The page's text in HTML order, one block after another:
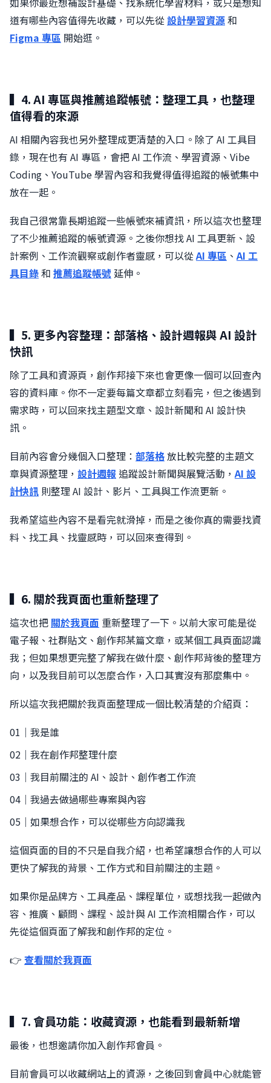
道有哪些內容值得先收藏，可以先從設計學習資源和
Figma 專區 開始逛。
▍4. AI 專區與推薦追蹤帳號：整理工具，也整理
值得看的來源
AI 相關內容我也另外整理成更清楚的入口。除了 AI 工具目
錄，現在也有 AI 專區，會把 AI 工作流、學習資源、Vibe
Coding、YouTube 學習內容和我覺得值得追蹤的帳號集中
放在一起。
我自己很常靠長期追蹤一些帳號來補資訊，所以這次也整理
了不少推薦追蹤的帳號資源。之後你想找 AI 工具更新、設
計案例、工作流觀察或創作者靈感，可以從AI 專區 、AI 工
具目錄和 推薦追蹤帳號 延伸。
▍5. 更多內容整理：部落格、設計週報與 AI 設計
快訊
除了工具和資源頁，創作邦接下來也會更像一個可以回查內
容的資料庫。你不一定要每篇文章都立刻看完，但之後遇到
需求時，可以回來找主題型文章、設計新聞和 AI 設計快
訊。
目前內容會分幾個入口整理： 部落格放比較完整的主題文
章與資源整理， 設計週報 追蹤設計新聞與展覽活動，AI 設
計快訊 則整理 AI 設計、影片、工具與工作流更新。
我希望這些內容不是看完就滑掉，而是之後你真的需要找資
料、找工具、找靈感時，可以回來查得到。
▍6. 關於我頁面也重新整理了
這次也把 關於我頁面 重新整理了一下。以前大家可能是從
電子報、社群貼文、創作邦某篇文章，或某個工具頁面認識
我；但如果想更完整了解我在做什麼、創作邦背後的整理方
向，以及我目前可以怎麼合作，入口其實沒有那麼集中。
所以這次我把關於我頁面整理成一個比較清楚的介紹頁：
01｜我是誰
02｜我在創作邦整理什麼
03｜我目前關注的 AI、設計、創作者工作流
04｜我過去做過哪些專案與內容
05｜如果想合作，可以從哪些方向認識我
這個頁面的目的不只是自我介紹，也希望讓想合作的人可以
更快了解我的背景、工作方式和目前關注的主題。
如果你是品牌方、工具產品、課程單位，或想找我一起做內
容、推廣、顧問、課程、設計與 AI 工作流相關合作，可以
先從這個頁面了解我和創作邦的定位。
👉 查看關於我頁面
▍7. 會員功能：收藏資源，也能看到最新新增
最後，也想邀請你加入創作邦會員。
目前會員可以收藏網站上的資源，之後回到會員中心就能管